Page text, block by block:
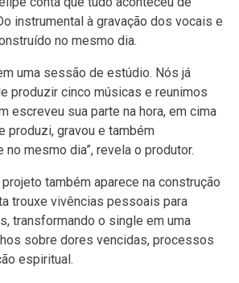
instrumental à gravação dos vocais e
no mesmo dia.
uma sessão de estúdio. Nós já
produzir cinco músicas e reunimos
escreveu sua parte na hora, em cima
produzi, gravou e também
mesmo dia”, revela o produtor.
também aparece na construção
trouxe vivências pessoais para
transformando o single em uma
sobre dores vencidas, processos
espiritual.